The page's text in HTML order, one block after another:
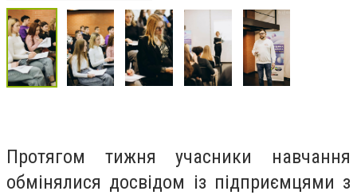
Протягом тижня учасники навчання
обмінялися досвідом із підприємцями з